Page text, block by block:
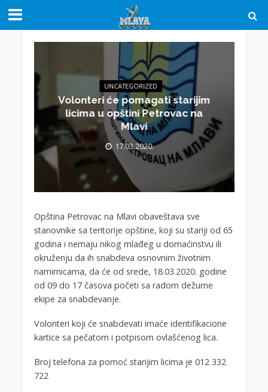
UNCATEGORIZED
Volonteri će pomagati starijim
licima u opštini Petrovac na
Mlavi
17.03.2020.
Opština Petrovac na Mlavi obaveštava sve
stanovnike sa teritorije opštine, koji su stariji od 65
godina i nemaju nikog mlađeg u domaćinstvu ili
okruženju da ih snabdeva osnovnim životnim
namirnicama, da će od srede, 18.03.2020. godine
od 09 do 17 časova početi sa radom dežurne
ekipe za snabdevanje.
Volonteri koji će snabdevati imaće identifikacione
kartice sa pečatom i potpisom ovlašćenog lica.
Broj telefona za pomoć starijim licima je 012 332
722